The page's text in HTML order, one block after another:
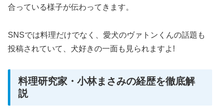
合っている様子が伝わってきます。
SNSでは料理だけでなく、愛犬のヴァトンくんの話題も
投稿されていて、犬好きの一面も見られますよ!
料理研究家・小林まさみの経歴を徹底解
説